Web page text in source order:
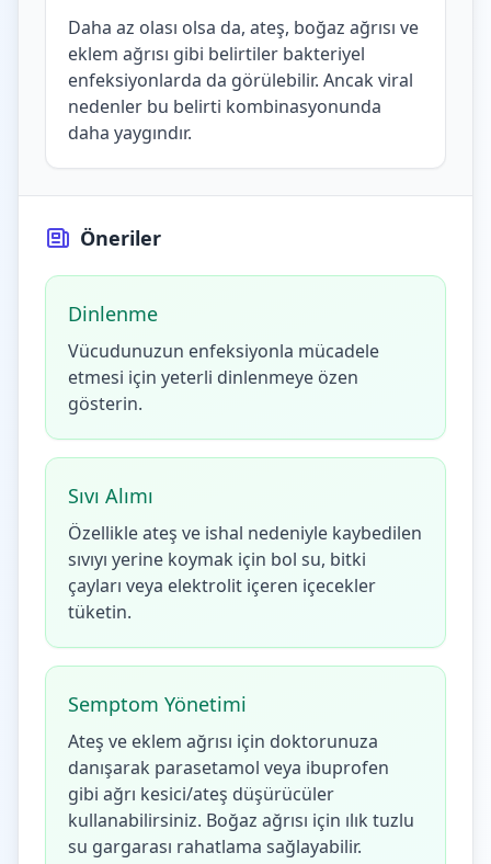
Daha az olası olsa da, ateş, boğaz ağrısı ve
eklem ağrısı gibi belirtiler bakteriyel
enfeksiyonlarda da görülebilir. Ancak viral
nedenler bu belirti kombinasyonunda
daha yaygındır.
Öneriler
Dinlenme
Vücudunuzun enfeksiyonla mücadele
etmesi için yeterli dinlenmeye özen
gösterin.
Sıvı Alımı
Özellikle ateş ve ishal nedeniyle kaybedilen
sıvıyı yerine koymak için bol su, bitki
çayları veya elektrolit içeren içecekler
tüketin.
Semptom Yönetimi
Ateş ve eklem ağrısı için doktorunuza
danışarak parasetamol veya ibuprofen
gibi ağrı kesici/ateş düşürücüler
kullanabilirsiniz. Boğaz ağrısı için ılık tuzlu
su gargarası rahatlama sağlayabilir.